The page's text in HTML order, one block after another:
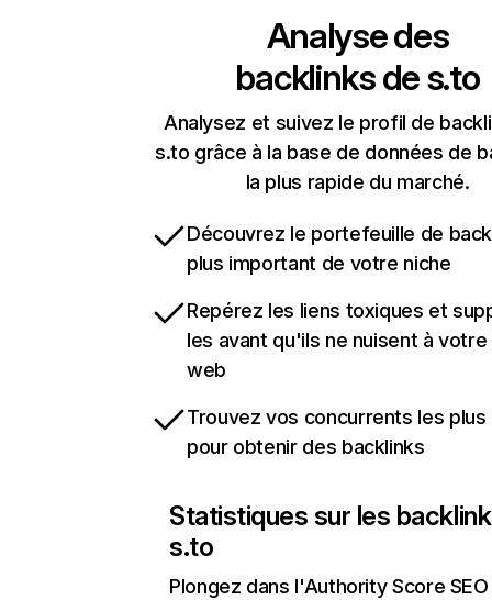
Analyse des
backlinks des.to
Analysez et suivez le profil de
s.to grâce à la base de données de
la plus rapide du marché.
Découvrez le portefeuille de
plus important de votre niche
Repérez les liens toxiques et
les avant qu'ils ne nuisent à
web
Trouvez vos concurrents les
pour obtenir des backlinks
Statistiques sur les
s.to
Plongez dans l'Authority Score